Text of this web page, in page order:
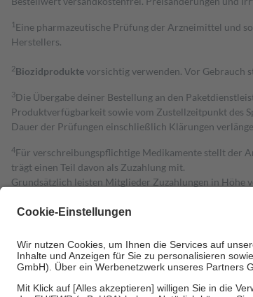
1 Eine pharmazeutische Prüfung der Arzneimittel und
Herstellers.
2Biozidproduktevorsichtig verwenden. Vor Gebrauch
3Die Übergabe deiner Bestellung an den
Produktverfügbarkeit sowie vom Zustellzeitpunkt des
Dauer der Prüfungen einschließlich Klärungen
4Für verschreibungspflichtige Medikamente stellt der
trägt einen Teil davon als Zuzahlung mit.
Grundsätzlich leisten Mitglieder Zuzahlungen in Höhe
Diese Regeln gelten grundsätzlich auch für Online-
Um das Engagement der Versicherten für ihre eigene
• Kindern und Jugendlichen bis zum vollendeten 18.
• Untersuchungen zur Vorsorge und Früherkennung,
• empfohlenen Schutzimpfungen